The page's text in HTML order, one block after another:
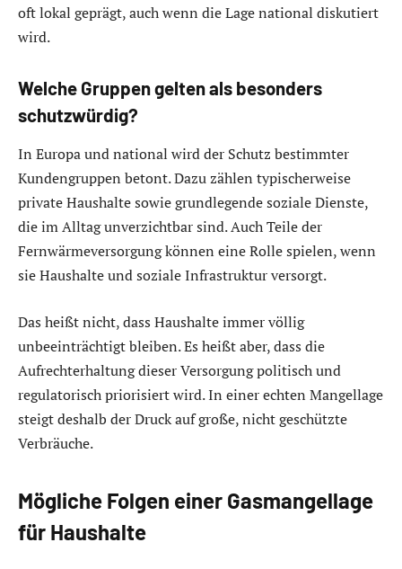
oft lokal geprägt, auch wenn die Lage national diskutiert
wird.
Welche Gruppen gelten als besonders
schutzwürdig?
In Europa und national wird der Schutz bestimmter
Kundengruppen betont. Dazu zählen typischerweise
private Haushalte sowie grundlegende soziale Dienste,
die im Alltag unverzichtbar sind. Auch Teile der
Fernwärmeversorgung können eine Rolle spielen, wenn
sie Haushalte und soziale Infrastruktur versorgt.
Das heißt nicht, dass Haushalte immer völlig
unbeeinträchtigt bleiben. Es heißt aber, dass die
Aufrechterhaltung dieser Versorgung politisch und
regulatorisch priorisiert wird. In einer echten Mangellage
steigt deshalb der Druck auf große, nicht geschützte
Verbräuche.
Mögliche Folgen einer Gasmangellage
für Haushalte